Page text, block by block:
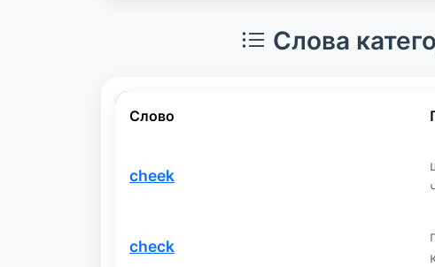
Слова
Слово
cheek
check